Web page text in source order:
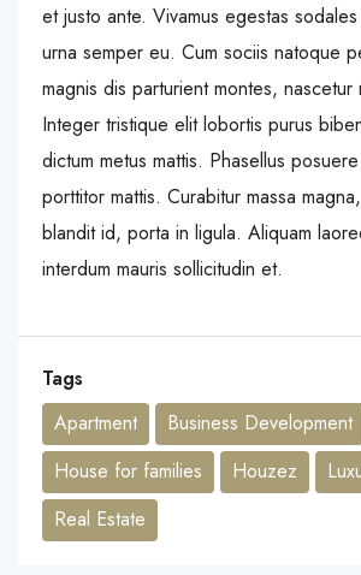
et justo ante. Vivamus egestas
urna semper eu. Cum sociis natoque
magnis dis parturient montes, nascetur
Integer tristique elit lobortis purus
dictum metus mattis. Phasellus
porttitor mattis. Curabitur massa
blandit id, porta in ligula. Aliquam
interdum mauris sollicitudin et.
Tags
Apartment
Business Development
House for families
Houzez
Real Estate